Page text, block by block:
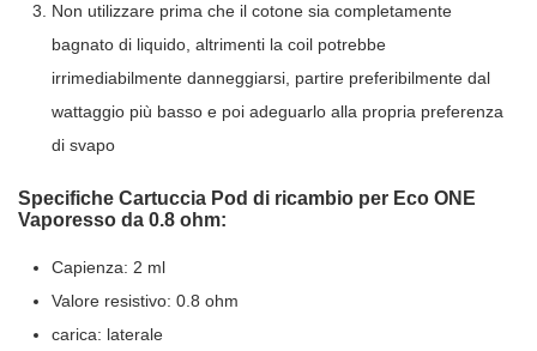
Non utilizzare prima che il cotone sia completamente
bagnato di liquido, altrimenti la coil potrebbe
irrimediabilmente danneggiarsi, partire preferibilmente dal
wattaggio più basso e poi adeguarlo alla propria preferenza
di svapo
Specifiche Cartuccia Pod di ricambio per Eco ONE
Vaporesso da 0.8 ohm:
Capienza: 2 ml
Valore resistivo: 0.8 ohm
carica: laterale